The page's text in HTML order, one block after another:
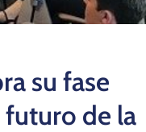
su fase
futuro de la